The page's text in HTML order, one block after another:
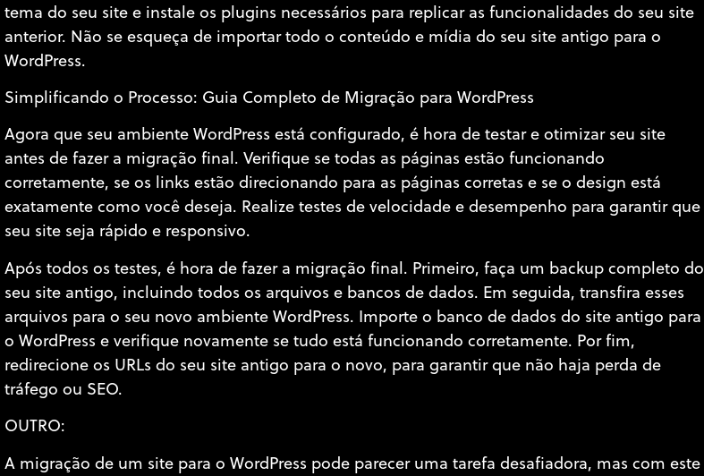
tema do seu site e instale os plugins necessários para replicar as funcionalidades do seu site
anterior. Não se esqueça de importar todo o conteúdo e mídia do seu site antigo para o
WordPress.
Simplificando o Processo: Guia Completo de Migração para WordPress
Agora que seu ambiente WordPress está configurado, é hora de testar e otimizar seu site
antes de fazer a migração final. Verifique se todas as páginas estão funcionando
corretamente, se os links estão direcionando para as páginas corretas e se o design está
exatamente como você deseja. Realize testes de velocidade e desempenho para garantir que
seu site seja rápido e responsivo.
Após todos os testes, é hora de fazer a migração final. Primeiro, faça um backup completo do
seu site antigo, incluindo todos os arquivos e bancos de dados. Em seguida, transfira esses
arquivos para o seu novo ambiente WordPress. Importe o banco de dados do site antigo para
o WordPress e verifique novamente se tudo está funcionando corretamente. Por fim,
redirecione os URLs do seu site antigo para o novo, para garantir que não haja perda de
tráfego ou SEO.
OUTRO:
A migração de um site para o WordPress pode parecer uma tarefa desafiadora, mas com este